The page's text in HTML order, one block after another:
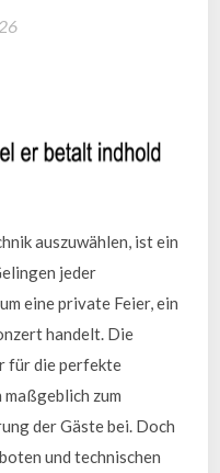
auszuwählen, ist ein
jeder
eine private Feier, ein
handelt. Die
für die perfekte
zum
der Gäste bei. Doch
und technischen